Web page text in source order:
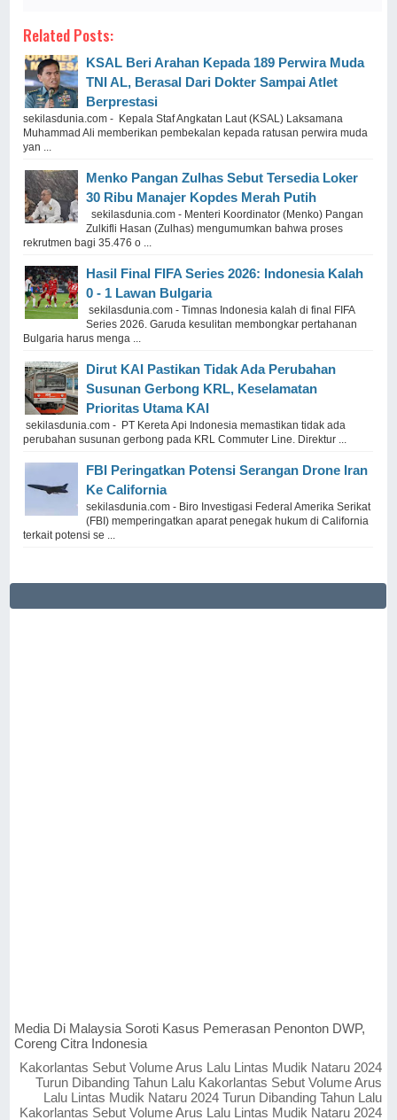
Related Posts:
KSAL Beri Arahan Kepada 189 Perwira Muda
TNI AL, Berasal Dari Dokter Sampai Atlet
Berprestasi
sekilasdunia.com - Kepala Staf Angkatan Laut (KSAL) Laksamana
Muhammad Ali memberikan pembekalan kepada ratusan perwira muda
yan ...
Menko Pangan Zulhas Sebut Tersedia Loker
30 Ribu Manajer Kopdes Merah Putih
sekilasdunia.com - Menteri Koordinator (Menko) Pangan
Zulkifli Hasan (Zulhas) mengumumkan bahwa proses
rekrutmen bagi 35.476 o ...
Hasil Final FIFA Series 2026: Indonesia Kalah
0 - 1 Lawan Bulgaria
sekilasdunia.com - Timnas Indonesia kalah di final FIFA
Series 2026. Garuda kesulitan membongkar pertahanan
Bulgaria harus menga ...
Dirut KAI Pastikan Tidak Ada Perubahan
Susunan Gerbong KRL, Keselamatan
Prioritas Utama KAI
sekilasdunia.com - PT Kereta Api Indonesia memastikan tidak ada
perubahan susunan gerbong pada KRL Commuter Line. Direktur ...
FBI Peringatkan Potensi Serangan Drone Iran
Ke California
sekilasdunia.com - Biro Investigasi Federal Amerika Serikat
(FBI) memperingatkan aparat penegak hukum di California
terkait potensi se ...
Media Di Malaysia Soroti Kasus Pemerasan Penonton DWP,
Coreng Citra Indonesia
Kakorlantas Sebut Volume Arus Lalu Lintas Mudik Nataru 2024
Turun Dibanding Tahun Lalu Kakorlantas Sebut Volume Arus
Lalu Lintas Mudik Nataru 2024 Turun Dibanding Tahun Lalu
Kakorlantas Sebut Volume Arus Lalu Lintas Mudik Nataru 2024